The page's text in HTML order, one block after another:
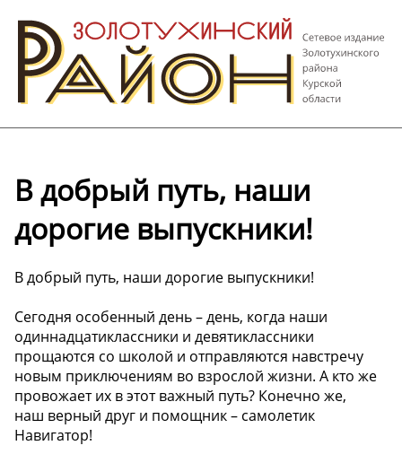
В добрый путь, наши
дорогие выпускники!
В добрый путь, наши дорогие выпускники!
Сегодня особенный день – день, когда наши
одиннадцатиклассники и девятиклассники
прощаются со школой и отправляются навстречу
новым приключениям во взрослой жизни. А кто же
провожает их в этот важный путь? Конечно же,
наш верный друг и помощник – самолетик
Навигатор!